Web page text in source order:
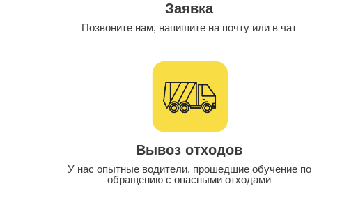
Заявка
Позвоните нам, напишите на почту или в чат
Вывоз отходов
У нас опытные водители, прошедшие обучение по
обращению с опасными отходами